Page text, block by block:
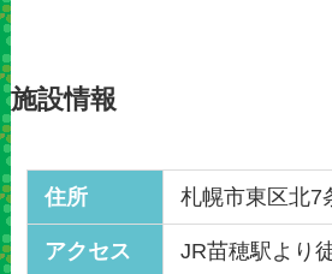
施設情報
住所 札幌市東区北7
アクセス JR苗穂駅より